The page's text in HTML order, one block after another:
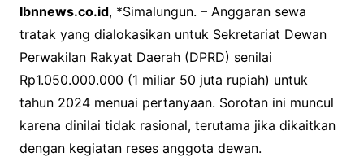
c
e
b
o
o
k
i
t
t
e
r
a
t
s
A
p
p
p
y
L
n
k
Ibnnews.co.id, *Simalungun. – Anggaran sewa
tratak yang dialokasikan untuk Sekretariat Dewan
Perwakilan Rakyat Daerah (DPRD) senilai
Rp1.050.000.000 (1 miliar 50 juta rupiah) untuk
tahun 2024 menuai pertanyaan. Sorotan ini muncul
karena dinilai tidak rasional, terutama jika dikaitkan
dengan kegiatan reses anggota dewan.